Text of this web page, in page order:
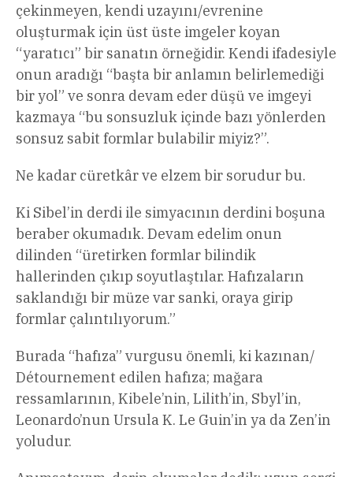
çekinmeyen, kendi uzayını/evrenine
oluşturmak için üst üste imgeler koyan
“yaratıcı” bir sanatın örneğidir. Kendi ifadesiyle
onun aradığı “başta bir anlamın belirlemediği
bir yol” ve sonra devam eder düşü ve imgeyi
kazmaya “bu sonsuzluk içinde bazı yönlerden
sonsuz sabit formlar bulabilir miyiz?”.
Ne kadar cüretkâr ve elzem bir sorudur bu.
Ki Sibel’in derdi ile simyacının derdini boşuna
beraber okumadık. Devam edelim onun
dilinden “üretirken formlar bilindik
hallerinden çıkıp soyutlaştılar. Hafızaların
saklandığı bir müze var sanki, oraya girip
formlar çalıntılıyorum.”
Burada “hafıza” vurgusu önemli, ki kazınan/
Détournement edilen hafıza; mağara
ressamlarının, Kibele’nin, Lilith’in, Sbyl’in,
Leonardo’nun Ursula K. Le Guin’in ya da Zen’in
yoludur.